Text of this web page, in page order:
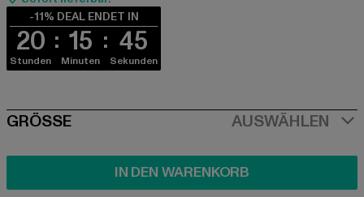
-11% DEAL ENDET IN
20
Stunden
15
Minuten
45
Sekunden
SIZE
GRÖSSE AUSWÄHLEN
IN DEN WARENKORB